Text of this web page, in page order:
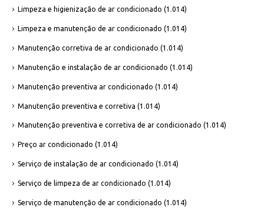
Limpeza e higienização de ar condicionado (1.014)
Limpeza e manutenção de ar condicionado (1.014)
Manutenção corretiva de ar condicionado (1.014)
Manutenção e instalação de ar condicionado (1.014)
Manutenção preventiva ar condicionado (1.014)
Manutenção preventiva e corretiva (1.014)
Manutenção preventiva e corretiva de ar condicionado (1.014)
Preço ar condicionado (1.014)
Serviço de instalação de ar condicionado (1.014)
Serviço de limpeza de ar condicionado (1.014)
Serviço de manutenção de ar condicionado (1.014)